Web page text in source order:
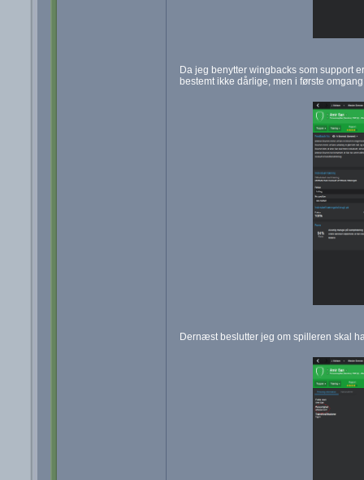
Da jeg benytter wingbacks som support
bestemt ikke dårlige, men i første
Dernæst beslutter jeg om spilleren skal